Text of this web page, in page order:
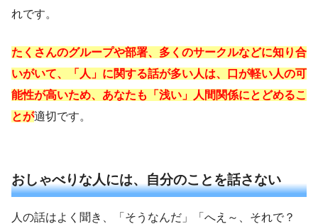
れです。
たくさんのグループや部署、多くのサークルなどに知り合
いがいて、「人」に関する話が多い人は、口が軽い人の可
能性が高いため、あなたも「浅い」人間関係にとどめるこ
とが適切です。
おしゃべりな人には、自分のことを話さない
人の話はよく聞き、「そうなんだ」「へえ～、それで？